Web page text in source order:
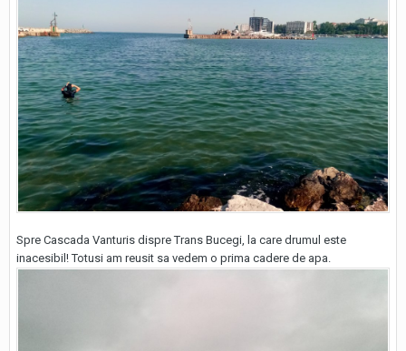
Spre Cascada Vanturis dispre Trans Bucegi, la care drumul este
inacesibil! Totusi am reusit sa vedem o prima cadere de apa.